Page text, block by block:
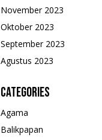
November 2023
Oktober 2023
September 2023
Agustus 2023
Categories
Agama
Balikpapan